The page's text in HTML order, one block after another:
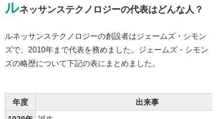
ルネッサンステクノロジーの代表はどんな人？
ルネッサンステクノロジーの創設者はジェームズ・シモン
ズで、2010年まで代表を務めました。ジェームズ・シモン
ズの略歴について下記の表にまとめました。
年度 出来事